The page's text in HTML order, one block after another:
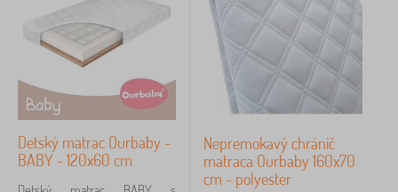
Detský matrac Ourbaby -
BABY - 120x60 cm
Nepremokavý chránič
matraca Ourbaby 160x70
cm - polyester